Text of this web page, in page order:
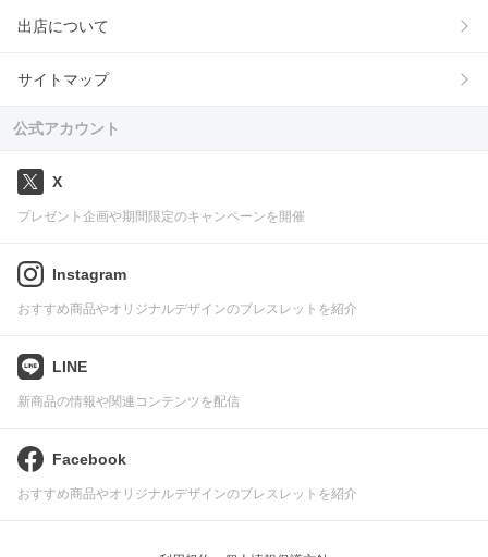
出店について
サイトマップ
公式アカウント
X
プレゼント企画や期間限定のキャンペーンを開催
Instagram
おすすめ商品やオリジナルデザインのブレスレットを紹介
LINE
新商品の情報や関連コンテンツを配信
Facebook
おすすめ商品やオリジナルデザインのブレスレットを紹介